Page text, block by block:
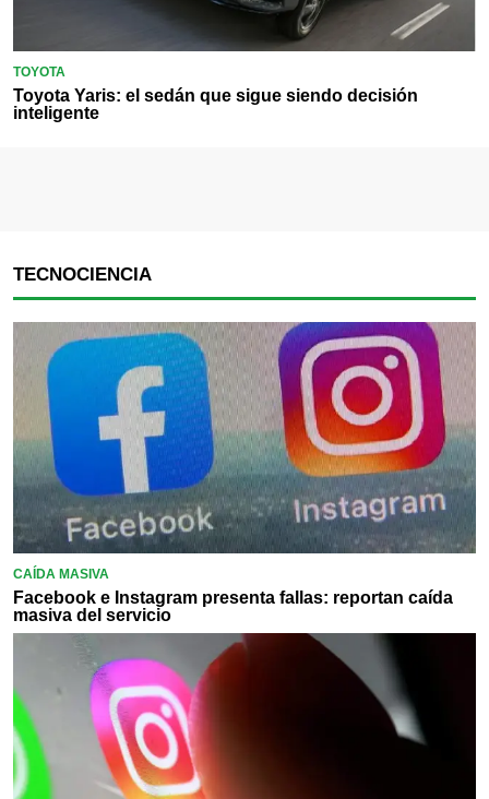
TOYOTA
Toyota Yaris: el sedán que sigue siendo decisión
inteligente
TECNOCIENCIA
CAÍDA MASIVA
Facebook e Instagram presenta fallas: reportan caída
masiva del servicio